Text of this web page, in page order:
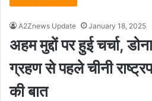
A2Znews Update January 18, 2025
अहम मुद्दों पर हुई चर्चा,
ग्रहण से पहले चीनी
की बात